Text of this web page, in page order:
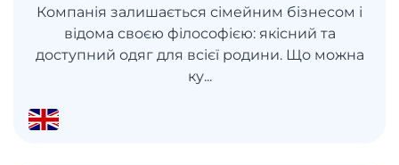
Компанія залишається сімейним бізнесом і
відома своєю філософією: якісний та
доступний одяг для всієї родини. Що можна
ку...